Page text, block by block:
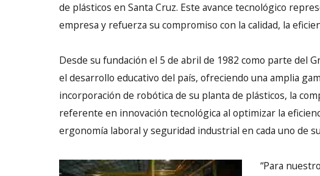
de plásticos en Santa Cruz. Este avance tecnológico
empresa y refuerza su compromiso con la calidad, la
Desde su fundación el 5 de abril de 1982 como parte del
el desarrollo educativo del país, ofreciendo una amplia
incorporación de robótica de su planta de plásticos, la
referente en innovación tecnológica al optimizar la
ergonomía laboral y seguridad industrial en cada uno de
“Para